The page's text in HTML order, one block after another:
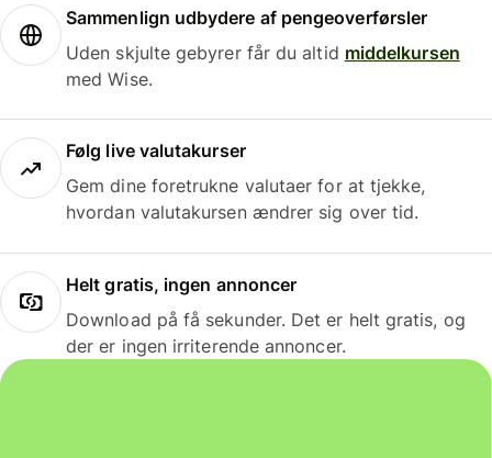
Sammenlign udbydere af pengeoverførsler
Uden skjulte gebyrer får du altid middelkursen
med Wise.
Følg live valutakurser
Gem dine foretrukne valutaer for at tjekke,
hvordan valutakursen ændrer sig over tid.
Helt gratis, ingen annoncer
Download på få sekunder. Det er helt gratis, og
der er ingen irriterende annoncer.